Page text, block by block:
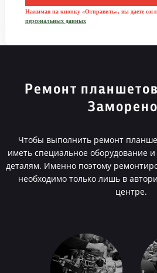
Нажимая на кнопку «Отправить», вы даете
персональных данных
Ремонт
Чтобы выполнить ремонт
иметь специальное оборудование
деталям. Именно поэтому
необходимо только лишь в
центре.